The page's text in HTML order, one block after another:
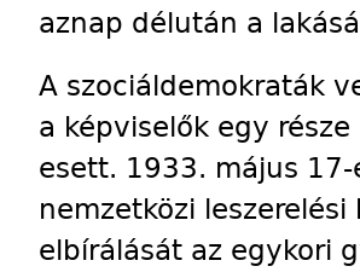
aznap délután a
A szociáldemokraták
a képviselők egy
esett. 1933. május
nemzetközi
elbírálását az egykori